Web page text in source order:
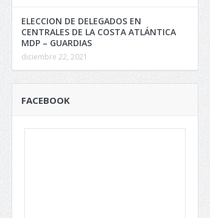
ELECCION DE DELEGADOS EN
CENTRALES DE LA COSTA ATLÁNTICA
MDP – GUARDIAS
diciembre 22, 2021
FACEBOOK